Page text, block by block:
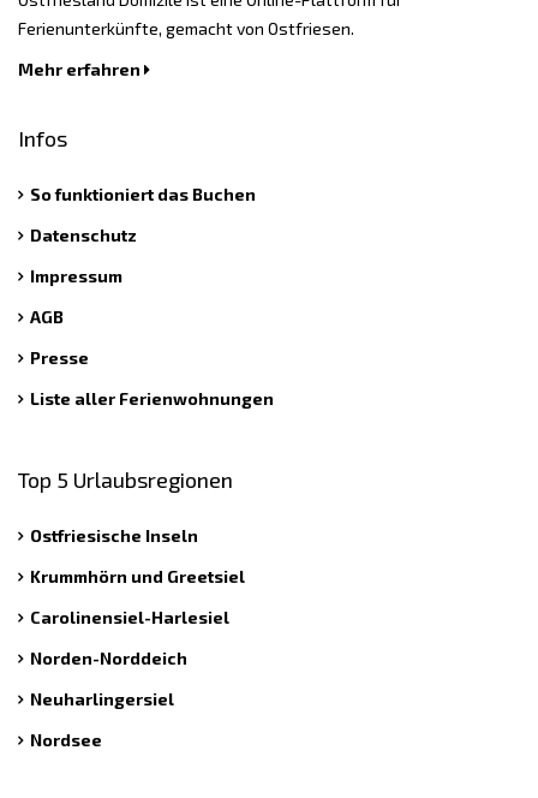
Ferienunterkünfte, gemacht von Ostfriesen.
Mehr erfahren
Infos
So funktioniert das Buchen
Datenschutz
Impressum
AGB
Presse
Liste aller Ferienwohnungen
Top 5 Urlaubsregionen
Ostfriesische Inseln
Krummhörn und Greetsiel
Carolinensiel-Harlesiel
Norden-Norddeich
Neuharlingersiel
Nordsee